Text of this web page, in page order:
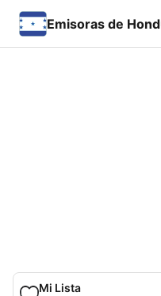
Emisoras de
Mi Lista